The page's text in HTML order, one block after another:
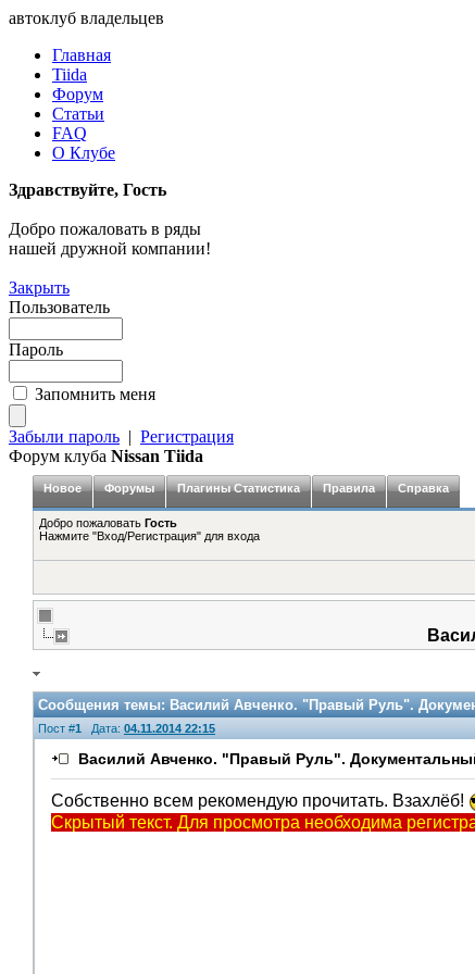
автоклуб владельцев
Главная
Tiida
Форум
Статьи
FAQ
О Клубе
Здравствуйте, Гость
Добро пожаловать в ряды
нашей дружной компании!
Закрыть
Пользователь
Пароль
Запомнить меня
Забыли пароль | Регистрация
Форум клуба Nissan Tiida
Новое Форумы Плагины Статистика Правила Справка
Добро пожаловать Гость
Нажмите "Вход/Регистрация" для входа
Сообщения темы:Василий Авченко. "Правый Руль".
Пост #1 Дата: 04.11.2014 22:15
Василий Авченко. "Правый Руль".
Собственно всем рекомендую прочитать. Взахлёб!
Скрытый текст. Для просмотра необходима